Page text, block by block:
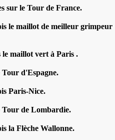
sur le Tour de France.
le maillot de meilleur grimpeur
le maillot vert à Paris .
Tour d'Espagne.
Paris-Nice.
Tour de Lombardie.
la Flèche Wallonne.